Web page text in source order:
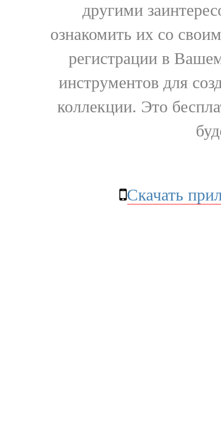
другими
ознакомить их со
регистрации в
инструментов для
коллекции. Это
Скачать